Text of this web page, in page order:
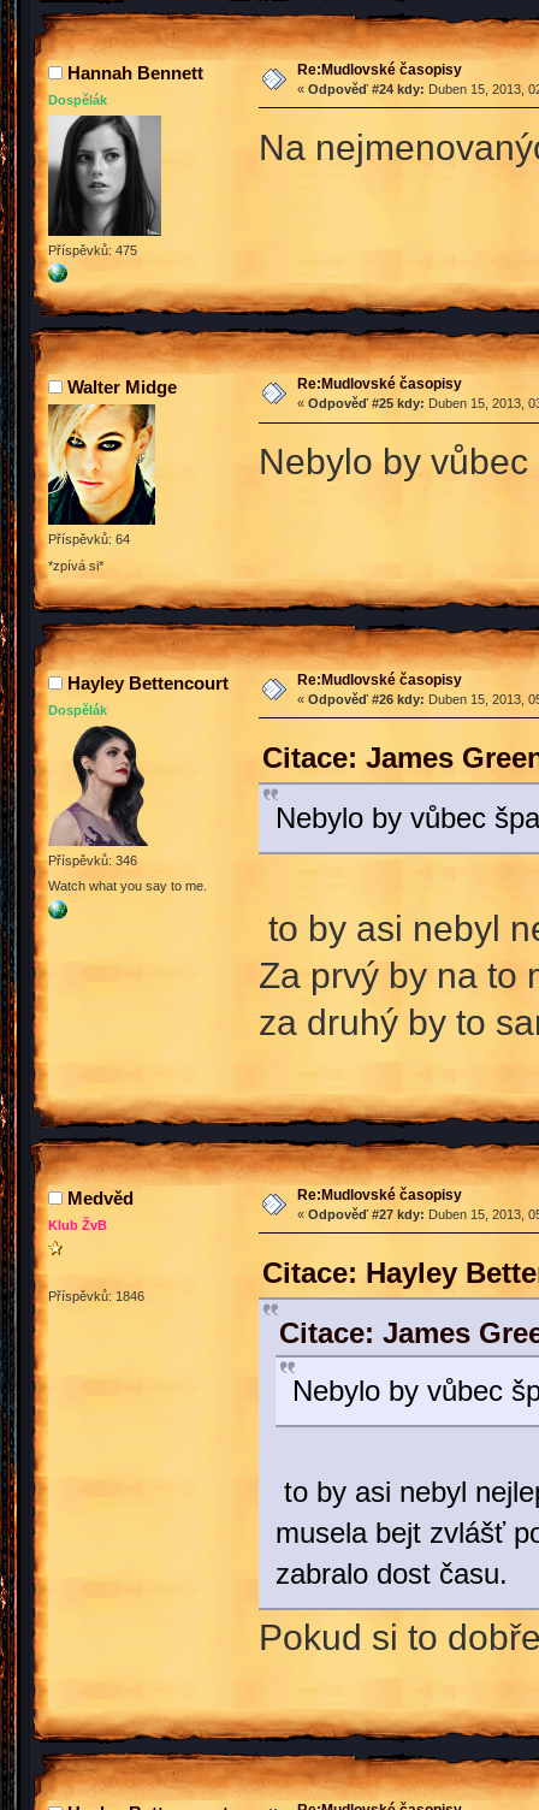
Hannah Bennett
Dospělák
Příspěvků: 475
Re:Mudlovské časopisy
« Odpověď #24 kdy: Duben 15, 2013,
Na
Walter Midge
Příspěvků: 64
*zpívá si*
Re:Mudlovské časopisy
« Odpověď #25 kdy: Duben 15, 2013,
Nebylo by
Hayley Bettencourt
Dospělák
Příspěvků: 346
Watch what you say to me.
Re:Mudlovské časopisy
« Odpověď #26 kdy: Duben 15, 2013,
Citace: James
Nebylo by vůbec
to by asi nebyl
Za prvý by na to
za druhý by to
Medvěd
Klub ŽvB
Příspěvků: 1846
Re:Mudlovské časopisy
« Odpověď #27 kdy: Duben 15, 2013,
Citace: Hayley
Citace: James
Nebylo by vůbec
to by asi nebyl
musela bejt zvlášť
zabralo dost času.
Pokud si to